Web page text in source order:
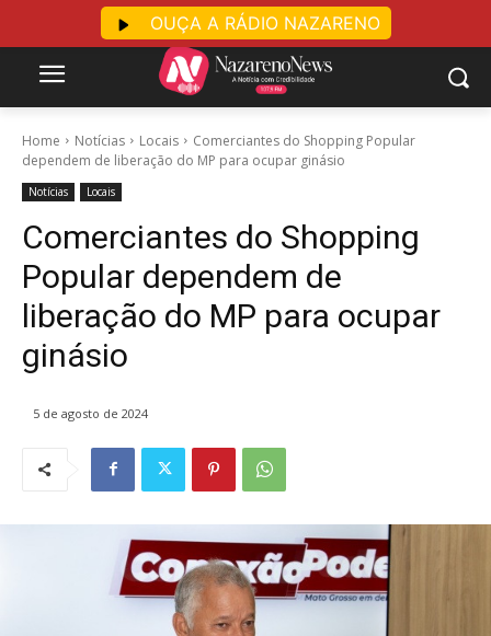
Home Notícias Locais
Comerciantes do Shopping Popular
dependem de liberação do MP para ocupar ginásio
Notícias Locais
Comerciantes do Shopping
Popular dependem de
liberação do MP para ocupar
ginásio
5 de agosto de 2024
OUÇA A RÁDIO NAZARENO